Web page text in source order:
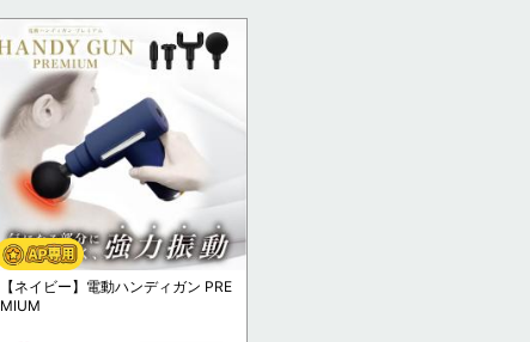
【ネイビー】電動ハンディガン PRE
MIUM